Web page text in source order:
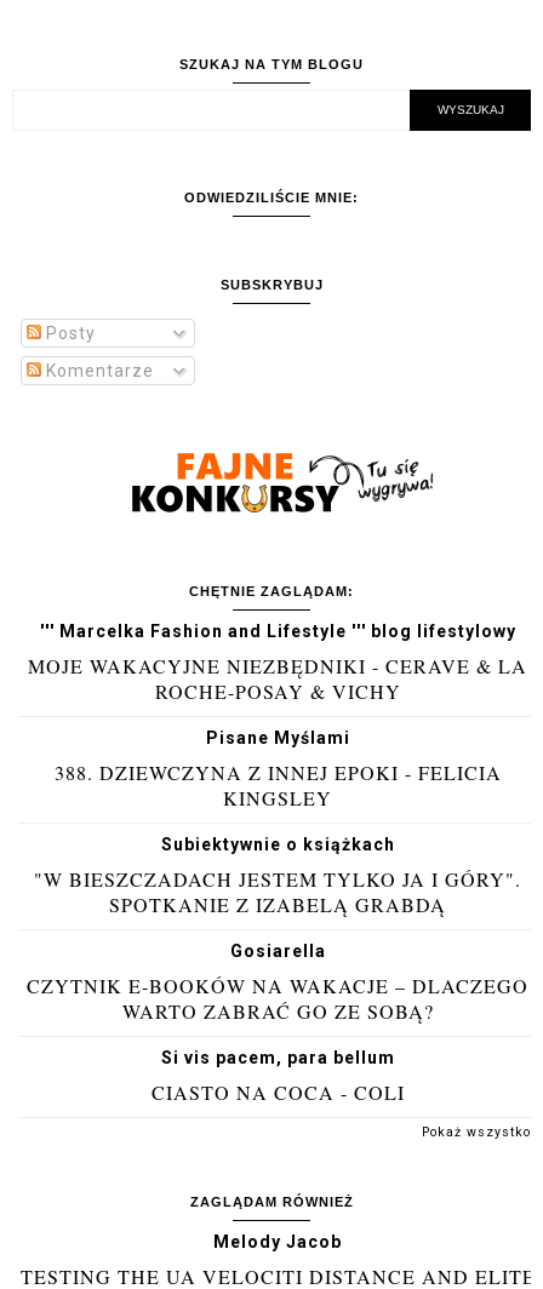
SZUKAJ NA TYM BLOGU
ODWIEDZILIŚCIE MNIE:
SUBSKRYBUJ
Posty
Komentarze
CHĘTNIE ZAGLĄDAM:
''' Marcelka Fashion and Lifestyle ''' blog lifestylowy
MOJE WAKACYJNE NIEZBĘDNIKI - CERAVE & LA
ROCHE-POSAY & VICHY
Pisane Myślami
388. DZIEWCZYNA Z INNEJ EPOKI - FELICIA
KINGSLEY
Subiektywnie o książkach
"W BIESZCZADACH JESTEM TYLKO JA I GÓRY".
SPOTKANIE Z IZABELĄ GRABDĄ
Gosiarella
CZYTNIK E-BOOKÓW NA WAKACJE – DLACZEGO
WARTO ZABRAĆ GO ZE SOBĄ?
Si vis pacem, para bellum
CIASTO NA COCA - COLI
Pokaż wszystko
ZAGLĄDAM RÓWNIEŻ
Melody Jacob
TESTING THE UA VELOCITI DISTANCE AND ELITE